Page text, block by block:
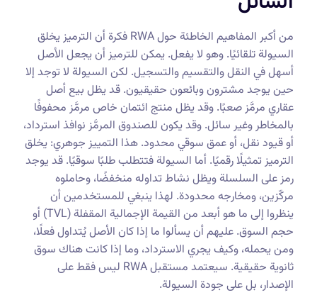
من أكبر المفاهيم الخاطئة حول RWA فكرة أن الترميز يخلق
السيولة تلقائيًا. وهو لا يفعل. يمكن للترميز أن يجعل الأصل
أسهل في النقل والتقسيم والتسجيل. لكن السيولة لا توجد إلا
حين يوجد مشترون وبائعون حقيقيون. قد يظل بيع أصل
عقاري مرمَّز صعبًا. وقد يظل منتج ائتمان خاص مرمَّز محفوفًا
بالمخاطر وغير سائل. وقد يكون للصندوق المرمَّز نوافذ استرداد،
أو قيود نقل، أو عمق سوقي محدود. هذا التمييز جوهري: يخلق
الترميز تمثيلًا رقميًا. أما السيولة فتتطلب طلبًا سوقيًا. قد يوجد
رمز على السلسلة ويظل نشاط تداوله منخفضًا، وحاملوه
مركّزين، ومخارجه محدودة. لهذا ينبغي للمستخدمين أن
ينظروا إلى ما هو أبعد من القيمة الإجمالية المقفلة (TVL) أو
حجم السوق. عليهم أن يسألوا ما إذا كان الأصل يُتداول فعلًا،
ومن يحمله، وكيف يجري الاسترداد، وما إذا كانت هناك سوق
ثانوية حقيقية. سيعتمد مستقبل RWA ليس فقط على
الإصدار، بل على جودة السيولة.